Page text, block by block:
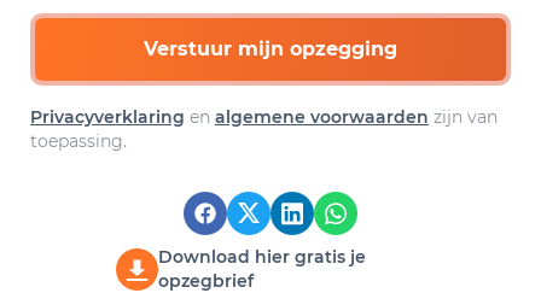
Verstuur mijn opzegging
Privacyverklaring en algemene voorwaarden zijn van
toepassing.
Download hier gratis je
opzegbrief